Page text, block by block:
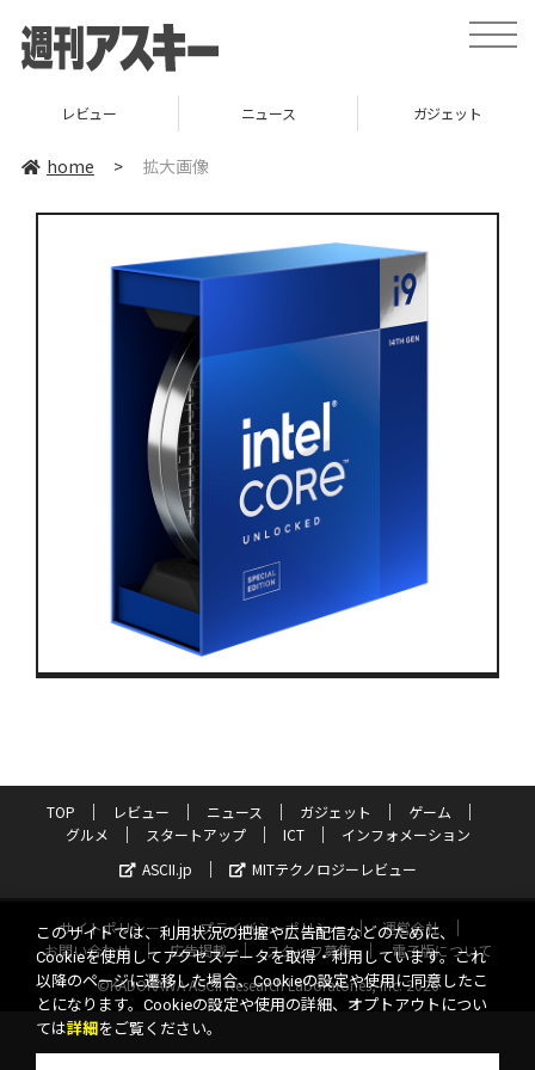
toggle
レビュー ニュース ガジェット
home > 拡大画像
TOP レビュー ニュース ガジェット
ゲーム
グルメ
スタートアップ ICT
インフォメーション
ASCII.jp
MITテクノロジーレビュー
サイトポリシー プライバシーポリシー
運営会社
お問い合わせ
広告掲載 スタッフ募集
電子版について
©KADOKAWA ASCII Research Laboratories, Inc. 2026
このサイトでは、利用状況の把握や広告配信などのために、
Cookieを使用してアクセスデータを取得・利用しています。これ
以降のページに遷移した場合、Cookieの設定や使用に同意したこ
とになります。Cookieの設定や使用の詳細、オプトアウトについ
ては詳細 をご覧ください。